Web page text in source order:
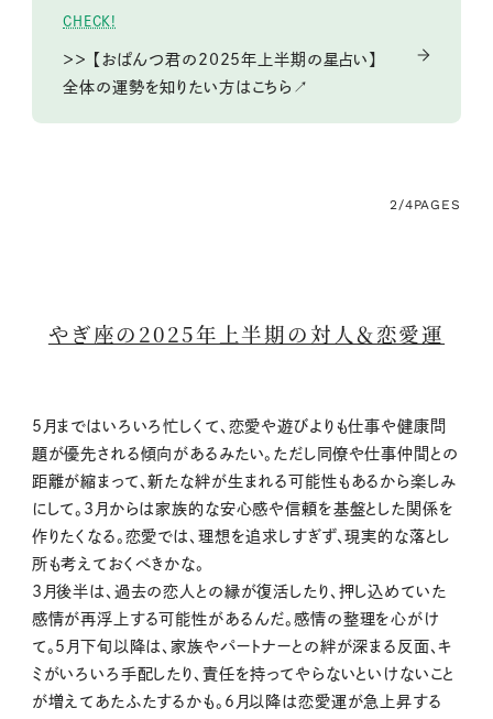
CHECK!
＞＞ 【おぱんつ君の2025年上半期の星占い】
全体の運勢を知りたい方はこちら↗
2/4PAGES
やぎ座の2025年上半期の対人＆恋愛運
5月まではいろいろ忙しくて、恋愛や遊びよりも仕事や健康問
題が優先される傾向があるみたい。ただし同僚や仕事仲間との
距離が縮まって、新たな絆が生まれる可能性もあるから楽しみ
にして。3月からは家族的な安心感や信頼を基盤とした関係を
作りたくなる。恋愛では、理想を追求しすぎず、現実的な落とし
所も考えておくべきかな。
3月後半は、過去の恋人との縁が復活したり、押し込めていた
感情が再浮上する可能性があるんだ。感情の整理を心がけ
て。5月下旬以降は、家族やパートナーとの絆が深まる反面、キ
ミがいろいろ手配したり、責任を持ってやらないといけないこと
が増えてあたふたするかも。6月以降は恋愛運が急上昇する